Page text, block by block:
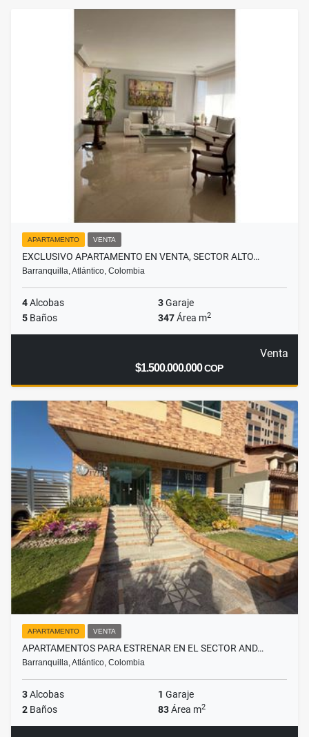
APARTAMENTO VENTA
EXCLUSIVO APARTAMENTO EN VENTA, SECTOR ALTO…
Barranquilla, Atlántico, Colombia
4Alcobas 3Garaje
5 Baños 347Área m2
Venta
$1.500.000.000COP
APARTAMENTO VENTA
APARTAMENTOS PARA ESTRENAR EN EL SECTOR AND…
Barranquilla, Atlántico, Colombia
3Alcobas 1 Garaje
2 Baños 83Área m2